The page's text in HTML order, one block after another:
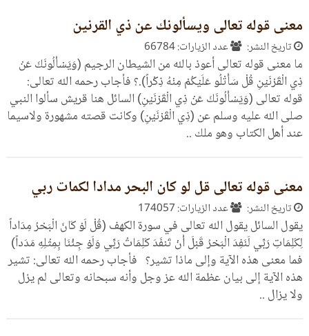
معنى قوله تعالى ويسألونك عن ذي القرنين
تاريخ النشر: عدد الزيارات: 66784
ما معنى قوله تعالى أعوذ بالله من الشيطان الرجيم (وَيَسْأَلُونَكَ عَنْ
ذِي الْقَرْنَيْنِ قُلْ سَأَتْلُو عَلَيْكُمْ مِنْهُ ذِكْراً).؟ فأجاب رحمه الله تعالى:
قوله تعالى (وَيَسْأَلُونَكَ عَنْ ذِي الْقَرْنَيْنِ) السائل هنا قريش سألوا النبي
صلى الله عليه وسلم عن (ذِي الْقَرْنَيْنِ) وكانت قصته مشهورة ولاسيما
عند أهل الكتاب وهو ملك ..
معنى قوله تعالى قل لو كان البحر مدادا لكمات ربي
تاريخ النشر: عدد الزيارات: 174057
يقول السائل يقول الله تعالى في سورة الكهف (قُلْ لَوْ كَانَ الْبَحْرُ مِدَاداً
لِكَلِمَاتِ رَبِّي لَنَفِدَ الْبَحْرُ قَبْلَ أَنْ تَنفَدَ كَلِمَاتُ رَبِّي وَلَوْ جِئْنَا بِمِثْلِهِ مَدَداً)
فما معنى هذه الآية وإلى ماذا تشير؟ فأجاب رحمه الله تعالى: تشير
هذه الآية إلى بيان عظمة الله عز وجل وأنه سبحانه وتعالى لم يزل
ولا يزال ..